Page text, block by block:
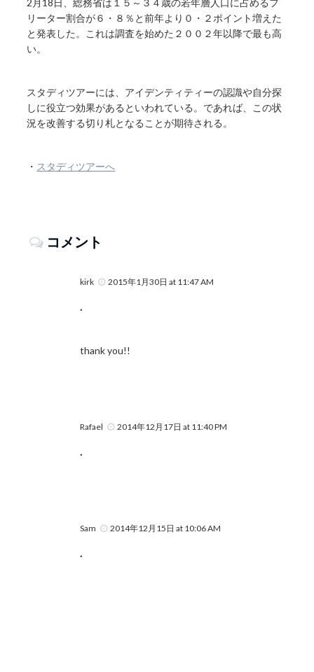
2月18日、総務省は１５～３４歳の若年層人口に占めるフ
リーター割合が６・８％と前年より０・２ポイント増えた
と発表した。これは調査を始めた２００２年以降で最も高
い。
スタディツアーには、アイデンティティーの認識や自分探
しに役立つ効果があるといわれている。であれば、この状
況を改善する切り札となることが期待される。
・ スタディツアーへ
コメント
kirk 2015年1月30日 at 11:47 AM
.
thank you!!
Rafael 2014年12月17日 at 11:40 PM
.
Sam 2014年12月15日 at 10:06 AM
.